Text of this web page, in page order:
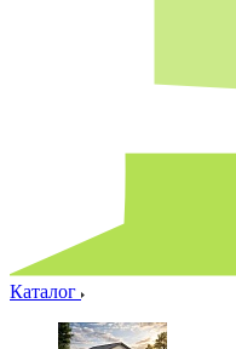
Каталог